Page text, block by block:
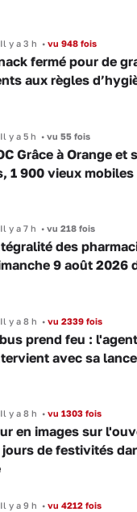
Il y a 3 h •vu 948 fois
fermé pour de
aux règles
Il y a 5 h •vu 55 fois
Grâce à Orange et
1 900 vieux mobiles
Il y a 7 h •vu 218 fois
des
9 août 2026
Il y a 8 h •vu 2339 fois
prend feu :
avec sa lance
Il y a 8 h •vu 1303 fois
en images sur
de festivités
Il y a 9 h •vu 4212 fois